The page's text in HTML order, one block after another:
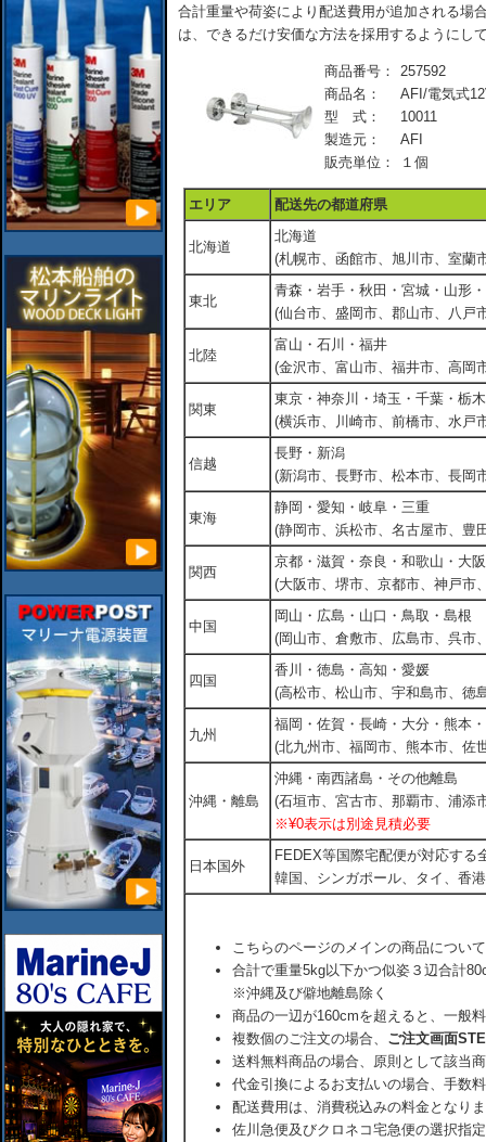
合計重量や荷姿により配送費用が追加される場
は、できるだけ安価な方法を採用するようにし
商品番号：
257592
商品名：
AFI/電気式
型 式：
10011
製造元：
AFI
販売単位：
１個
エリア 配送先の都道府県
北海道
北海道
(札幌市、函館市、旭川市、室蘭
東北
青森・岩手・秋田・宮城・山形
(仙台市、盛岡市、郡山市、八戸
北陸
富山・石川・福井
(金沢市、富山市、福井市、高岡
関東
東京・神奈川・埼玉・千葉・栃
(横浜市、川崎市、前橋市、水戸
信越
長野・新潟
(新潟市、長野市、松本市、長岡
東海
静岡・愛知・岐阜・三重
(静岡市、浜松市、名古屋市、豊
関西
京都・滋賀・奈良・和歌山・大
(大阪市、堺市、京都市、神戸市
中国
岡山・広島・山口・鳥取・島根
(岡山市、倉敷市、広島市、呉市
四国
香川・徳島・高知・愛媛
(高松市、松山市、宇和島市、徳
九州
福岡・佐賀・長崎・大分・熊本
(北九州市、福岡市、熊本市、佐
沖縄・離島
沖縄・南西諸島・その他離島
(石垣市、宮古市、那覇市、浦添
※¥0表示は別途見積必要
日本国外
FEDEX等国際宅配便が対応す
韓国、シンガポール、タイ、香
こちらのページのメインの商品につい
合計で重量5kg以下かつ似姿３辺合計
※沖縄及び僻地離島除く
商品の一辺が160cmを超えると、一般
複数個のご注文の場合、 ご注文画面
送料無料商品の場合、原則として該当
代金引換によるお支払いの場合、手数
配送費用は、消費税込みの料金となり
佐川急便及びクロネコ宅急便の選択指